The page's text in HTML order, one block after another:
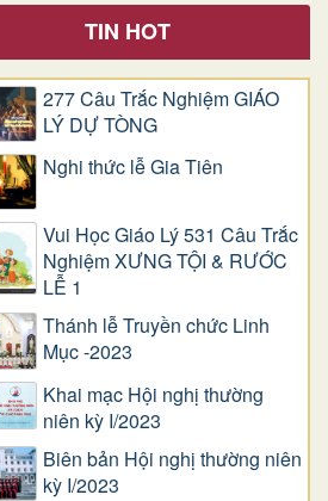
TIN HOT
277 Câu Trắc Nghiệm GIÁO
LÝ DỰ TÒNG
Nghi thức lễ Gia Tiên
Vui Học Giáo Lý 531 Câu Trắc
Nghiệm XƯNG TỘI & RƯỚC
LỄ 1
Thánh lễ Truyền chức Linh
Mục -2023
Khai mạc Hội nghị thường
niên kỳ I/2023
Biên bản Hội nghị thường niên
kỳ I/2023